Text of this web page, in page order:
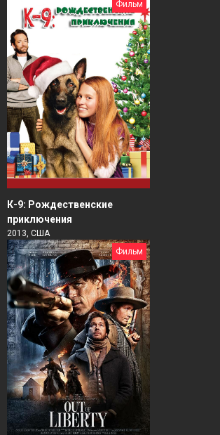
Фильм
К-9: Рождественские
приключения
2013, США
Фильм